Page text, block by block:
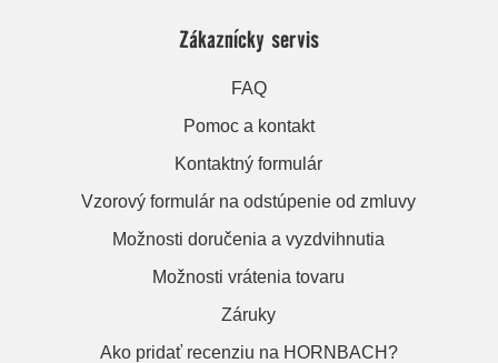
Zákaznícky servis
FAQ
Pomoc a kontakt
Kontaktný formulár
Vzorový formulár na odstúpenie od zmluvy
Možnosti doručenia a vyzdvihnutia
Možnosti vrátenia tovaru
Záruky
Ako pridať recenziu na HORNBACH?